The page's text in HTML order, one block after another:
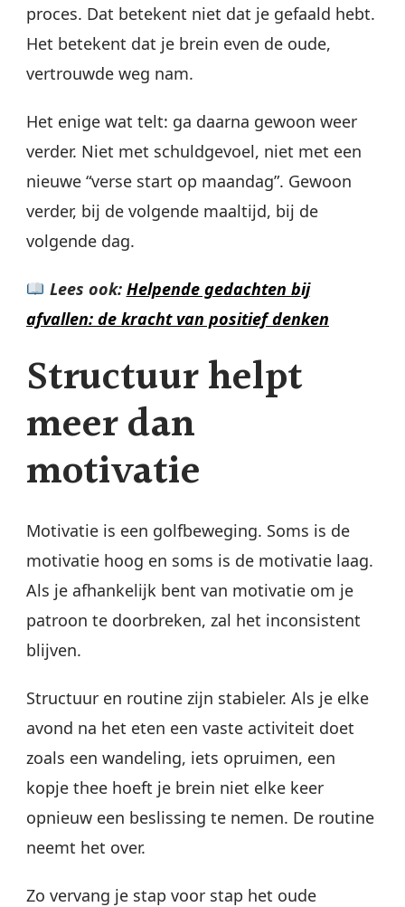
proces. Dat betekent niet dat je gefaald hebt.
Het betekent dat je brein even de oude,
vertrouwde weg nam.
Het enige wat telt: ga daarna gewoon weer
verder. Niet met schuldgevoel, niet met een
nieuwe “verse start op maandag”. Gewoon
verder, bij de volgende maaltijd, bij de
volgende dag.
Lees ook: Helpende gedachten bij
afvallen: de kracht van positief denken
Structuur helpt
meer dan
motivatie
Motivatie is een golfbeweging. Soms is de
motivatie hoog en soms is de motivatie laag.
Als je afhankelijk bent van motivatie om je
patroon te doorbreken, zal het inconsistent
blijven.
Structuur en routine zijn stabieler. Als je elke
avond na het eten een vaste activiteit doet
zoals een wandeling, iets opruimen, een
kopje thee hoeft je brein niet elke keer
opnieuw een beslissing te nemen. De routine
neemt het over.
Zo vervang je stap voor stap het oude